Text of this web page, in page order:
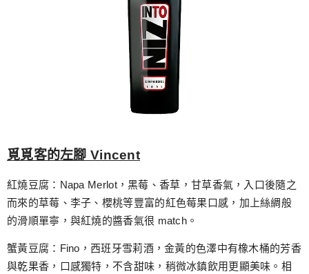
覓覓客的左腳 Vincent
紅燒豆腐：Napa Merlot，黑莓、香草，甘草香氣，入口後隨之
而來的草莓、李子、櫻桃等豐富的紅色莓果口感，加上絲綢般
的滑順單寧，與紅燒的醬香氣很 match。
蟹黃豆腐：Fino，西班牙雪莉酒，金黃的色澤中有橡木桶的芳香
與乾果香，口感獨特，不含甜味，稍微冰鎮飲用更顯美味。相